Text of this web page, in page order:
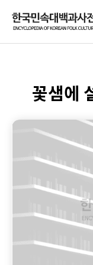
꽃샘에